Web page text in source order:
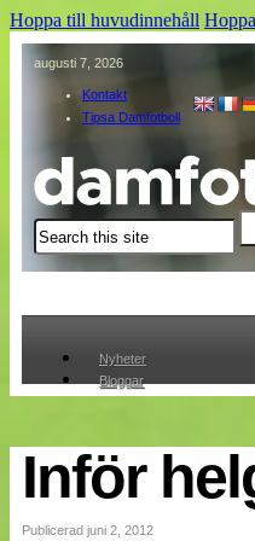
Hoppa till huvudinnehåll
augusti 7, 2026
Kontakt
Tipsa Damfotboll
Sök
Nyheter
Bloggar
Cuper
Medlemmar
Medlemsbilder
Om oss
Inför
Publicerad juni 2, 2012